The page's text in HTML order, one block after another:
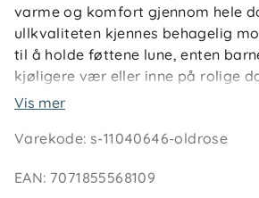
varme og komfort gjennom hele
ullkvaliteten kjennes behagelig
til å holde føttene lune, enten
kjøligere vær eller inne på rolige
med innsydd strikk som gir god
skaftet gjør det enkelt å holde
Vis mer
Varekode:s-11040646-oldrose
EAN: 7071855568109